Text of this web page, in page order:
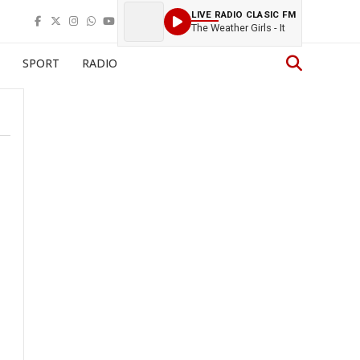
LIVE RADIO CLASIC FM
The Weather Girls - It
SPORT RADIO